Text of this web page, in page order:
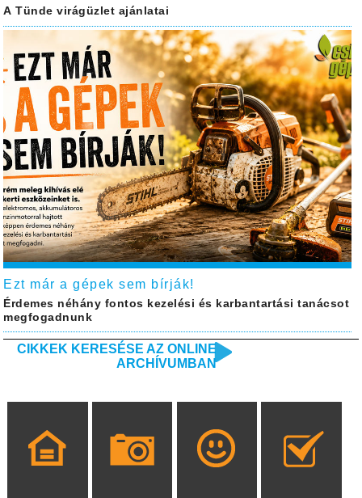
A Tünde virágüzlet ajánlatai
Ezt már a gépek sem bírják!
Érdemes néhány fontos kezelési és karbantartási tanácsot
megfogadnunk
CIKKEK KERESÉSE AZ ONLINE
ARCHÍVUMBAN